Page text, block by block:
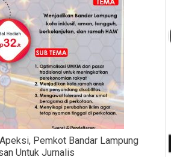
Pemkot Bandar Lampung
Untuk Jurnalis